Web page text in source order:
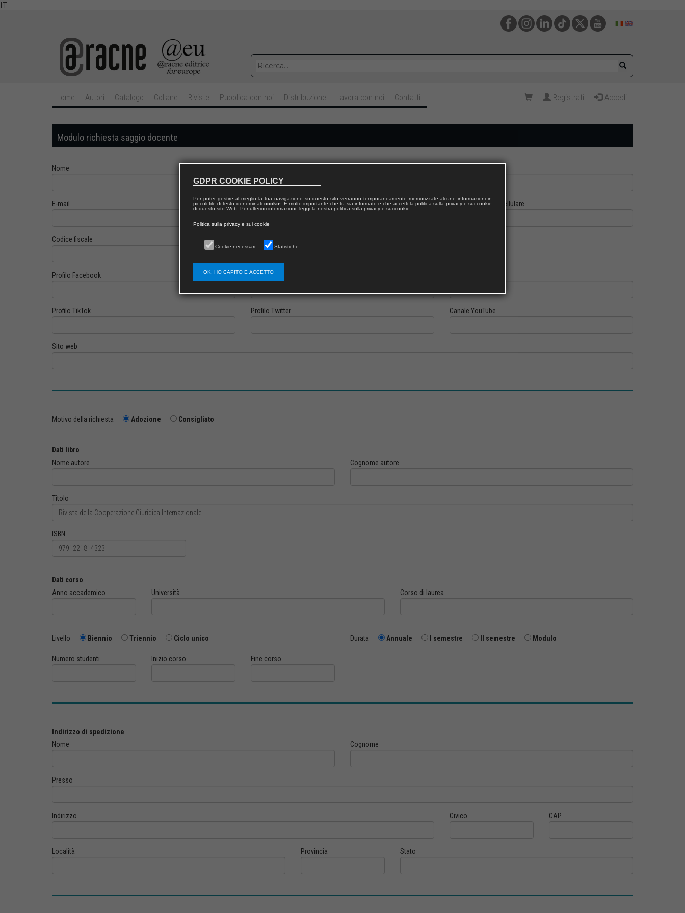
IT
Home Autori Catalogo Collane Riviste Pubblica con noi Distribuzione Lavora con noi Contatti Registrati Accedi
Modulo richiesta saggio docente
Nome
E-mail Telefono fisso Cellulare
Codice fiscale
Profilo Facebook Profilo Instagram
Profilo TikTok Profilo Twitter Canale YouTube
Sito web
Motivo della richiesta Adozione Consigliato
Dati libro
Nome autore
Cognome autore
Titolo
ISBN
Dati corso
Anno accademico
Università Corso di laurea
Livello Biennio Triennio Ciclo unico Durata Annuale I semestre II semestre Modulo
Numero studenti Inizio corso Fine corso
Indirizzo di spedizione
Nome
Cognome
Presso
Indirizzo Civico CAP
Località Provincia Stato
GDPR COOKIE POLICY
Per poter gestire al meglio la tua navigazione su questo sito verranno temporaneamente memorizzate alcune informazioni in
piccoli file di testo denominati cookie. È molto importante che tu sia informato e che accetti la politica sulla privacy e sui cookie
di questo sito Web. Per ulteriori informazioni, leggi la nostra politica sulla privacy e sui cookie.
Politica sulla privacy e sui cookie
Cookie necessari Statistiche
OK, HO CAPITO E ACCETTO